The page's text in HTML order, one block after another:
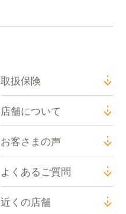
取扱保険
店舗について
お客さまの声
よくあるご質問
近くの店舗